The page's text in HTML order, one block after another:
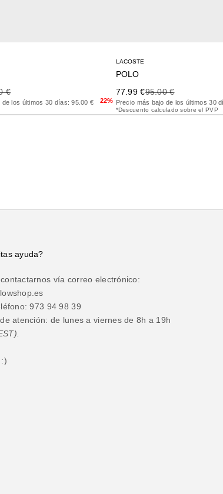
anterior
€
de los últimos 30 días: 95.00 € 22%
LACOSTE
POLO
Precio de oferta
77.99 €Precio anterior
95.00 €
Precio más bajo de los últimos 30
*Descuento calculado sobre el PVP
ayuda?
vía correo electrónico:
973 94 98 39
atención: de lunes a viernes de 8h a 19h